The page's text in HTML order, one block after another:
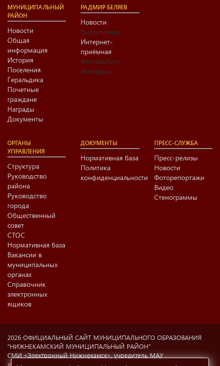
МУНИЦИПАЛЬНЫЙ
РАЙОН
Новости
Общая
информация
История
Поселения
Геральдика
Почетные
граждане
Награды
Документы
РАДМИР БЕЛЯЕВ
Новости
Выступления
Интернет-
приёмная
Фотоальбом
Интервью
ОРГАНЫ
УПРАВЛЕНИЯ
Структура
Руководство
района
Руководство
города
Общественный
совет
СТОС
Нормативная база
Вакансии в
муниципальных
органах
Справочник
электронных
ящиков
ДОКУМЕНТЫ
Нормативная база
Политика
конфиденциальности
ПРЕСС-СЛУЖБА
Пресс-релизы
Новости
Фоторепортажи
Видео
Стенограммы
2026 ОФИЦИАЛЬНЫЙ САЙТ МУНИЦИПАЛЬНОГО ОБРАЗОВАНИЯ
"НИЖНЕКАМСКИЙ МУНИЦИПАЛЬНЫЙ РАЙОН"
СМИ «Электронный Нижнекамск», учредитель МАУ
«Информационный центр г. Нижнекамска» (423570 РФ, РТ,